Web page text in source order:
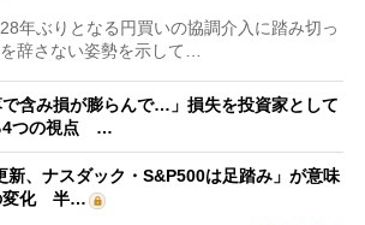
年ぶりとなる円買いの協調介入に踏み切っ
辞さない姿勢を示して…
で含み損が膨らんで…」損失を投資家として
4つの視点 …
新、ナスダック・S&P500は足踏み」が意味
変化 半…